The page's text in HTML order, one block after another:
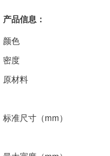
产品信息：
颜色
密度
原材料
标准尺寸（mm）